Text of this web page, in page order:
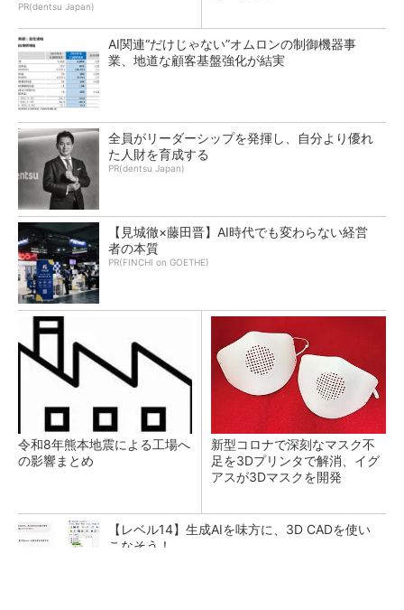
PR(dentsu Japan)
AI関連“だけじゃない”オムロンの制御機器事
業、地道な顧客基盤強化が結実
全員がリーダーシップを発揮し、自分より優れ
た人財を育成する
PR(dentsu Japan)
【見城徹×藤田晋】AI時代でも変わらない経営
者の本質
PR(FINCHI on GOETHE)
令和8年熊本地震による工場へ
の影響まとめ
新型コロナで深刻なマスク不
足を3Dプリンタで解消、イグ
アスが3Dマスクを開発
【レベル14】生成AIを味方に、3D CADを使い
こなそう！